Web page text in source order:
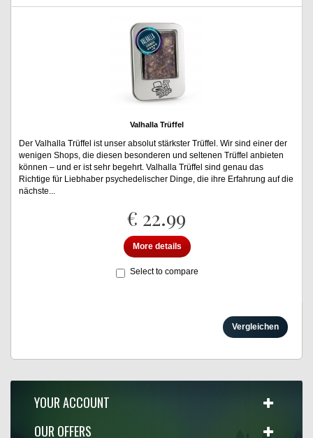
Valhalla Trüffel
Der Valhalla Trüffel ist unser absolut stärkster Trüffel. Wir sind einer der
wenigen Shops, die diesen besonderen und seltenen Trüffel anbieten
können – und er ist sehr begehrt. Valhalla Trüffel sind genau das
Richtige für Liebhaber psychedelischer Dinge, die ihre Erfahrung auf die
nächste...
€ 22.99
More details
Select to compare
YOUR ACCOUNT
OUR OFFERS